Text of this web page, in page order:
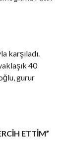
karşıladı.
40
gurur
ETTİM”